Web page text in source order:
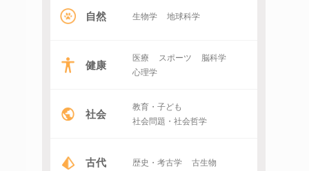
自然 生物学 地球科学
健康 医療 スポーツ
脳科学
心理学
社会
教育・子ども
社会問題・社会哲学
古代 歴史・考古学 古生物